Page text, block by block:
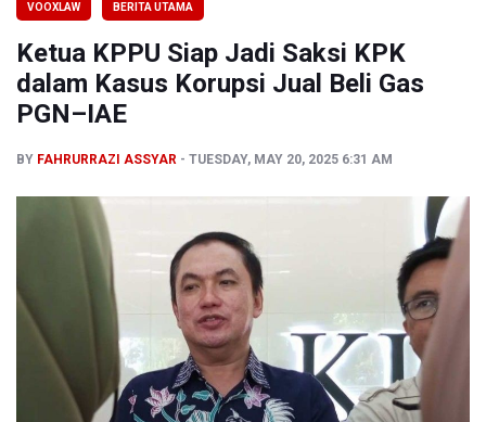
PSSI Ajak Publik Tak Hujat Pelatih dan Pemain Timnas
Tim Sepatu Roda Indonesia Raih 19 Medali di Gelaran
VOOXLAW BERITA UTAMA
Ketua KPPU Siap Jadi Saksi KPK
dalam Kasus Korupsi Jual Beli Gas
PGN–IAE
BY FAHRURRAZI ASSYAR TUESDAY, MAY 20, 2025 6:31 AM